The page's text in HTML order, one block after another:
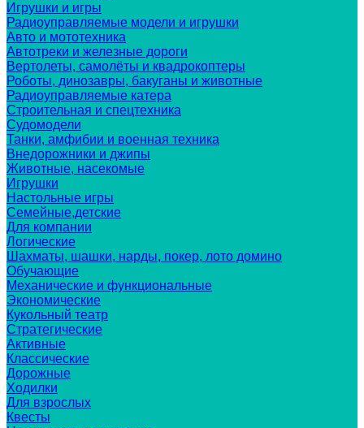
Игрушки и игры
Радиоуправляемые модели и игрушки
Авто и мототехника
Автотреки и железные дороги
Вертолеты, самолёты и квадрокоптеры
Роботы, динозавры, бакуганы и животные
Радиоуправляемые катера
Строительная и спецтехника
Судомодели
Танки, амфибии и военная техника
Внедорожники и джипы
Животные, насекомые
Игрушки
Настольные игры
Семейные,детские
Для компании
Логические
Шахматы, шашки, нарды, покер, лото домино
Обучающие
Механические и функциональные
Экономические
Кукольный театр
Стратегические
Активные
Классические
Дорожные
Ходилки
Для взрослых
Квесты